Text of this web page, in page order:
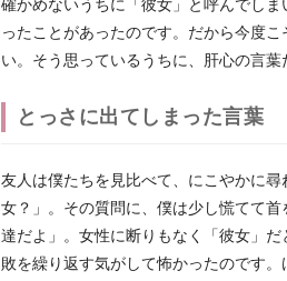
確かめないうちに「彼女」と呼んでしま
ったことがあったのです。だから今度
い。そう思っているうちに、肝心の言葉
とっさに出てしまった言葉
友人は僕たちを見比べて、にこやかに
女？」。その質問に、僕は少し慌てて
達だよ」。女性に断りもなく「彼女」
敗を繰り返す気がして怖かったのです